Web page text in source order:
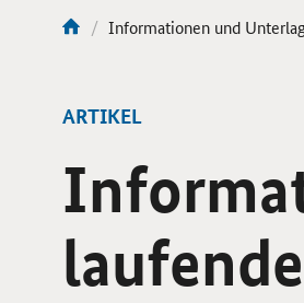
Aktuelle
Informationen und
ARTIKEL
laufende